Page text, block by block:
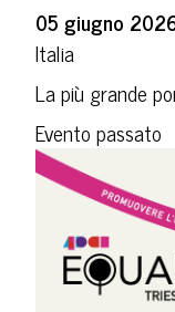
05 giugno
Italia
La più grande
Evento passato